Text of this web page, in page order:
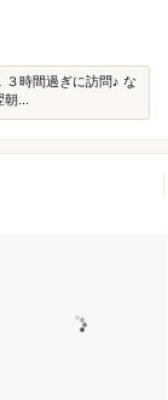
３時間過ぎに訪問♪ な
...